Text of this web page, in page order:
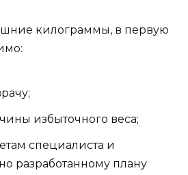
килограммы, в первую
избыточного веса;
специалиста и
разработанному плану